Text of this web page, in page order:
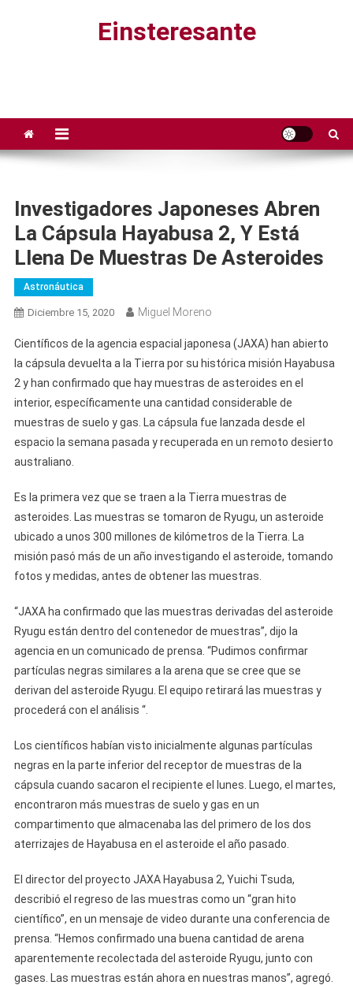
Einsteresante
Investigadores Japoneses Abren
La Cápsula Hayabusa 2, Y Está
Llena De Muestras De Asteroides
Astronáutica
Diciembre 15, 2020 Miguel Moreno
Científicos de la agencia espacial japonesa (JAXA) han abierto
la cápsula devuelta a la Tierra por su histórica misión Hayabusa
2 y han confirmado que hay muestras de asteroides en el
interior, específicamente una cantidad considerable de
muestras de suelo y gas. La cápsula fue lanzada desde el
espacio la semana pasada y recuperada en un remoto desierto
australiano.
Es la primera vez que se traen a la Tierra muestras de
asteroides. Las muestras se tomaron de Ryugu, un asteroide
ubicado a unos 300 millones de kilómetros de la Tierra. La
misión pasó más de un año investigando el asteroide, tomando
fotos y medidas, antes de obtener las muestras.
“JAXA ha confirmado que las muestras derivadas del asteroide
Ryugu están dentro del contenedor de muestras”, dijo la
agencia en un comunicado de prensa. “Pudimos confirmar
partículas negras similares a la arena que se cree que se
derivan del asteroide Ryugu. El equipo retirará las muestras y
procederá con el análisis “.
Los científicos habían visto inicialmente algunas partículas
negras en la parte inferior del receptor de muestras de la
cápsula cuando sacaron el recipiente el lunes. Luego, el martes,
encontraron más muestras de suelo y gas en un
compartimento que almacenaba las del primero de los dos
aterrizajes de Hayabusa en el asteroide el año pasado.
El director del proyecto JAXA Hayabusa 2, Yuichi Tsuda,
describió el regreso de las muestras como un “gran hito
científico”, en un mensaje de video durante una conferencia de
prensa. “Hemos confirmado una buena cantidad de arena
aparentemente recolectada del asteroide Ryugu, junto con
gases. Las muestras están ahora en nuestras manos”, agregó.